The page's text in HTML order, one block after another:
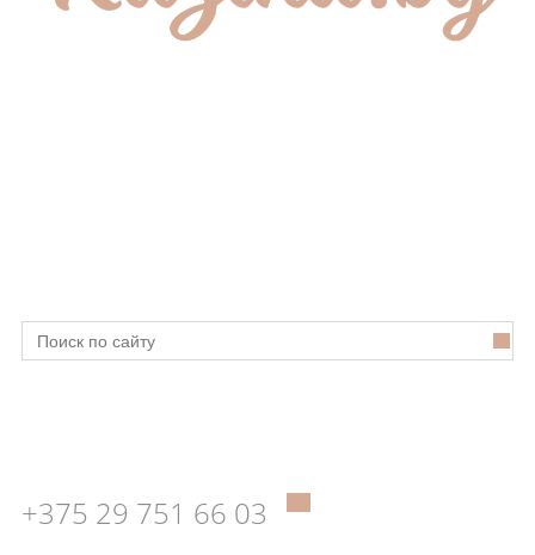
+375 29 751 66 03